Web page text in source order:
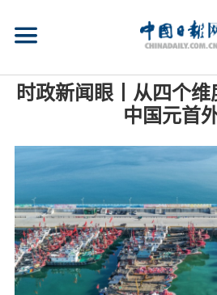
时政新闻眼丨从四个
中国元首